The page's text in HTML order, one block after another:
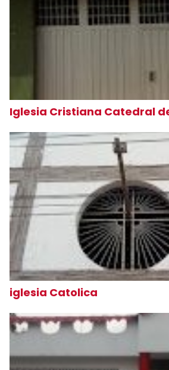
Iglesia Cristiana Catedral
iglesia Catolica